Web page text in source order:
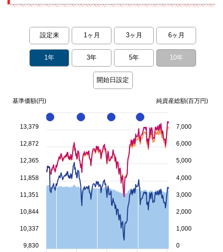
設定来 1ヶ月 3ヶ月 6ヶ月
1年 3年 5年 10年
開始日設定
Chart
The chart has 2 X axes displaying Time and Time.
The chart has 4 Y axes displaying 基準価額(円) 純資産総額(百万円)
基準価額(円) 純資産総額(百万円)
9,830
10,337
10,844
11,351
11,858
12,365
12,872
13,379
0
1,000
2,000
3,000
4,000
5,000
6,000
7,000